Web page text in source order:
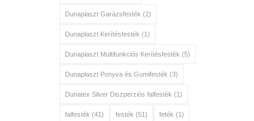
Dunaplaszt Garázsfesték (2)
Dunaplaszt Kerítésfesték (1)
Dunaplaszt Multifunkciós Kerítésfesték (5)
Dunaplaszt Ponyva és Gumifesték (3)
Dunatex Silver Diszperziós falfesték (1)
falfesték (41) festék (51) feték (1)